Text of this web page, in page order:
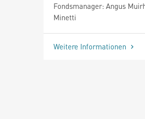
Fondsmanager: Angus
Minetti
Weitere Informationen